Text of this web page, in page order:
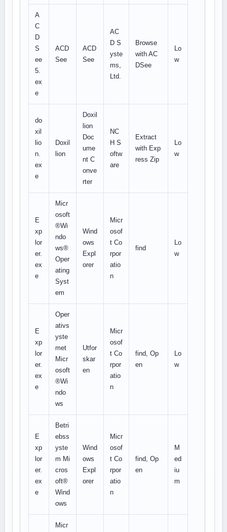
A
C
D
S
ee
5.
ex
e
ACD
See
ACD
See
AC
D S
yste
ms,
Ltd.
Browse
with AC
DSee
Lo
w
do
xil
lio
n.
ex
e
Doxil
lion
Doxil
lion
Doc
ume
nt C
onve
rter
NC
H S
oftw
are
Extract
with Exp
ress Zip
Lo
w
E
xp
lor
er.
ex
e
Micr
osoft
®Wi
ndo
ws®
Oper
ating
Syst
em
Wind
ows
Expl
orer
Micr
osof
t Co
rpor
atio
n
find
Lo
w
E
xp
lor
er.
ex
e
Oper
ativs
yste
met
Micr
osoft
®Wi
ndo
ws
Utfor
skar
en
Micr
osof
t Co
rpor
atio
n
find, Op
en
Lo
w
E
xp
lor
er.
ex
e
Betri
ebss
yste
m Mi
cros
oft®
Wind
ows
Wind
ows
Expl
orer
Micr
osof
t Co
rpor
atio
n
find, Op
en
M
ed
iu
m
Micr